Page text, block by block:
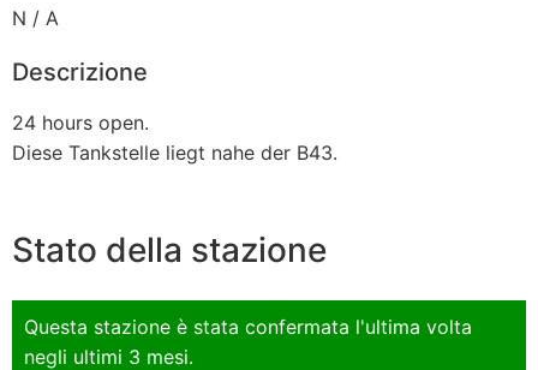
N / A
Descrizione
24 hours open.
Diese Tankstelle liegt nahe der B43.
Stato della stazione
Questa stazione è stata confermata l'ultima volta
negli ultimi 3 mesi.